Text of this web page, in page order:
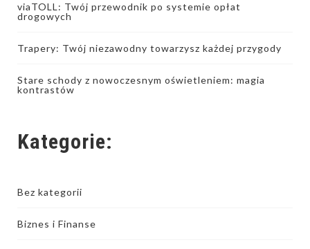
viaTOLL: Twój przewodnik po systemie opłat
drogowych
Trapery: Twój niezawodny towarzysz każdej przygody
Stare schody z nowoczesnym oświetleniem: magia
kontrastów
Kategorie:
Bez kategorii
Biznes i Finanse